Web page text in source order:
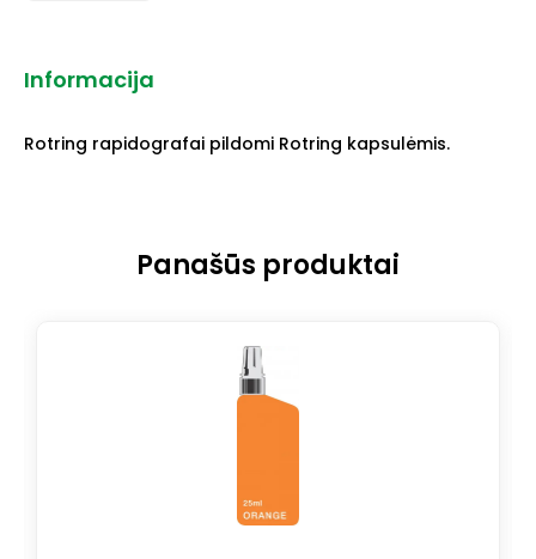
Informacija
Rotring rapidografai pildomi Rotring kapsulėmis.
Panašūs produktai